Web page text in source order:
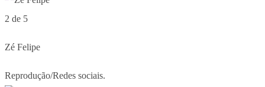
2 de 5
Zé Felipe
Reprodução/Redes sociais.